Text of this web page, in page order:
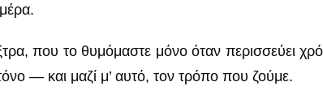
που το θυμόμαστε μόνο όταν περισσεύει
— και μαζί μ’ αυτό, τον τρόπο που ζούμε.